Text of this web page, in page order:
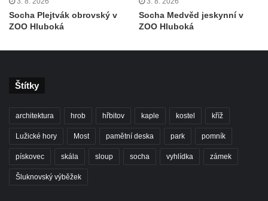
Československé armády v Teplicích
Sochy Ležící žena v Tierpark Chemnitz
Socha Marabu v ZOO Leipzig
Socha Plejtvák obrovský v
ZOO Hluboká
Socha Medvěd jeskynní v
ZOO Hluboká
Štítky
architektura hrob hřbitov kaple kostel kříž
Lužické hory Most pamětní deska park pomník
pískovec skála sloup socha vyhlídka zámek
Šluknovský výběžek